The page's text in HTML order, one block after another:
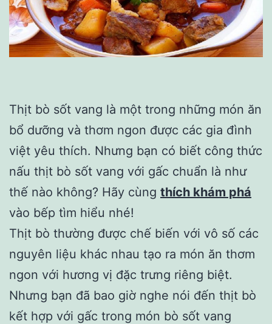
Thịt bò sốt vang là một trong những món ăn
bổ dưỡng và thơm ngon được các gia đình
việt yêu thích. Nhưng bạn có biết công thức
nấu thịt bò sốt vang với gấc chuẩn là như
thế nào không? Hãy cùng thích khám phá
vào bếp tìm hiểu nhé!
Thịt bò thường được chế biến với vô số các
nguyên liệu khác nhau tạo ra món ăn thơm
ngon với hương vị đặc trưng riêng biệt.
Nhưng bạn đã bao giờ nghe nói đến thịt bò
kết hợp với gấc trong món bò sốt vang